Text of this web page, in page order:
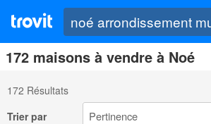
172 maisons à vendre à Noé
172 Résultats
Trier par